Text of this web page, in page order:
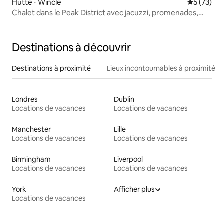
Hutte ⋅ Wincle
5 (73)
Chalet dans le Peak District avec jacuzzi, promenades,
Destinations à découvrir
Destinations à proximité Lieux incontournables à proximité
Londres
Locations de vacances
Dublin
Locations de vacances
Manchester
Locations de vacances
Lille
Locations de vacances
Birmingham
Locations de vacances
Liverpool
Locations de vacances
York
Locations de vacances
Afficher plus